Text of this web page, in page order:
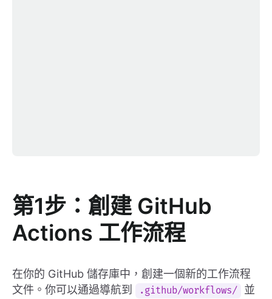
第1步：創建 GitHub
Actions 工作流程
在你的 GitHub 儲存庫中，創建一個新的工作流程
文件。你可以通過導航到
.github/workflows/
並